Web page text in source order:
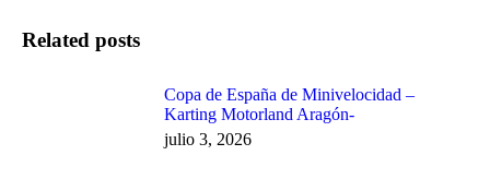
Related posts
Copa de España de Minivelocidad –
Karting Motorland Aragón-
julio 3, 2026